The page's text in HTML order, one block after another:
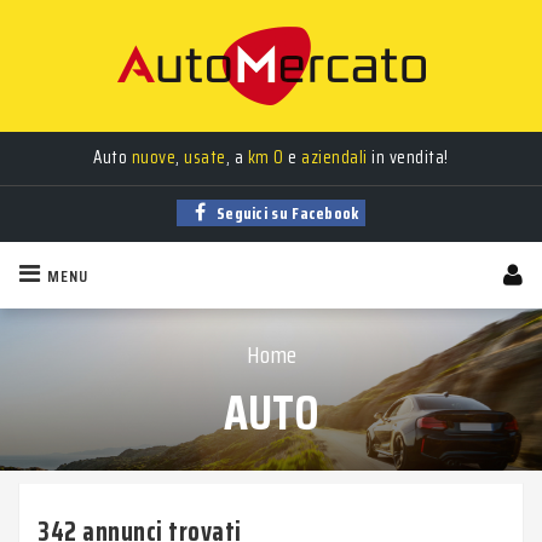
Trova la tua auto tramigliaia di annunci sempre aggiornati!
Autonuove,usate, akm 0eaziendaliin vendita!
Seguici su Facebook
MENU
Home
AUTO
342 annunci trovati